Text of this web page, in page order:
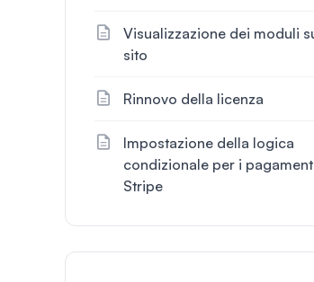
Visualizzazione dei moduli
sito
Rinnovo della licenza
Impostazione della logica
condizionale per i
Stripe